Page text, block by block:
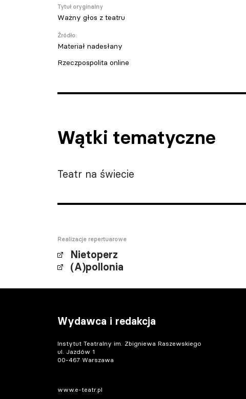
Tytuł oryginalny
Ważny głos z teatru
Źródło:
Materiał nadesłany
Rzeczpospolita online
Wątki tematyczne
Teatr na świecie
Realizacje repertuarowe
Nietoperz
(A)pollonia
Wydawca i redakcja
Instytut Teatralny im. Zbigniewa Raszewskiego
ul. Jazdów 1
00-467 Warszawa
www.e-teatr.pl